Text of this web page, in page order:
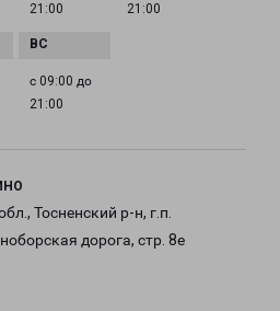
21:00
21:00
с 09:00 до
21:00
Тосненский р-н, г.п.
дорога, стр. 8е